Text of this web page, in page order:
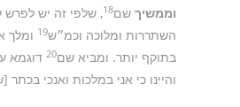
וממשיך שם18, שלפי זה יש לפרש
השתררות ומלוכה וכמ״ש19 ומלך
בתוקף יותר. ומביא שם20 דוגמא
והיינו כי אני במלכות ואנכי